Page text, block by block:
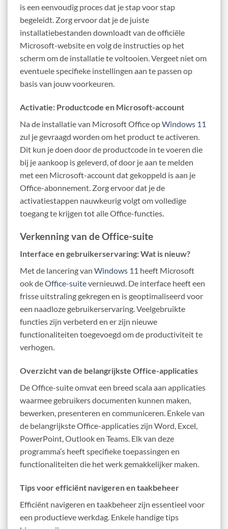
is een eenvoudig proces dat je stap voor stap
begeleidt. Zorg ervoor dat je de juiste
installatiebestanden downloadt van de officiële
Microsoft-website en volg de instructies op het
scherm om de installatie te voltooien. Vergeet niet om
eventuele specifieke instellingen aan te passen op
basis van jouw voorkeuren.
Activatie: Productcode en Microsoft-account
Na de installatie van Microsoft Office opWindows 11
zul je gevraagd worden om het product te activeren.
Dit kun je doen door de productcode in te voeren die
bij je aankoop is geleverd, of door je aan te melden
met een Microsoft-account dat gekoppeld is aan je
Office-abonnement. Zorg ervoor dat je de
activatiestappen nauwkeurig volgt om volledige
toegang te krijgen tot alle Office-functies.
Verkenning van de Office-suite
Interface en gebruikerservaring: Wat is nieuw?
Met de lancering van Windows 11 heeft Microsoft
ook deOffice-suitevernieuwd. De interface heeft een
frisse uitstraling gekregen en is geoptimaliseerd voor
een naadloze gebruikerservaring. Veelgebruikte
functies zijn verbeterd en er zijn nieuwe
functionaliteiten toegevoegd om de productiviteit te
verhogen.
Overzicht van de belangrijkste Office-applicaties
De Office-suite omvat een breed scala aan applicaties
waarmee gebruikers documenten kunnen maken,
bewerken, presenteren en communiceren. Enkele van
de belangrijkste Office-applicaties zijn Word, Excel,
PowerPoint, Outlook en Teams. Elk van deze
programma’s heeft specifieke toepassingen en
functionaliteiten die het werk gemakkelijker maken.
Tips voor efficiënt navigeren en taakbeheer
Efficiënt navigeren en taakbeheer zijn essentieel voor
een productieve werkdag. Enkele handige tips